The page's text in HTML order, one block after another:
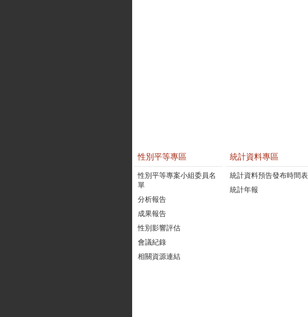
性別平等專區
性別平等專案小組委員名
單
分析報告
成果報告
性別影響評估
會議紀錄
相關資源連結
統計資料專區
統計資料預告發布時間表
統計年報